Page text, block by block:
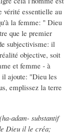
vérité essentielle au
la femme: " Dieu
que le premier
subjectivisme: il
objective, soit
et femme - à
il ajoute: "Dieu les
emplissez la terre
adam- substantif
Dieu il le créa;